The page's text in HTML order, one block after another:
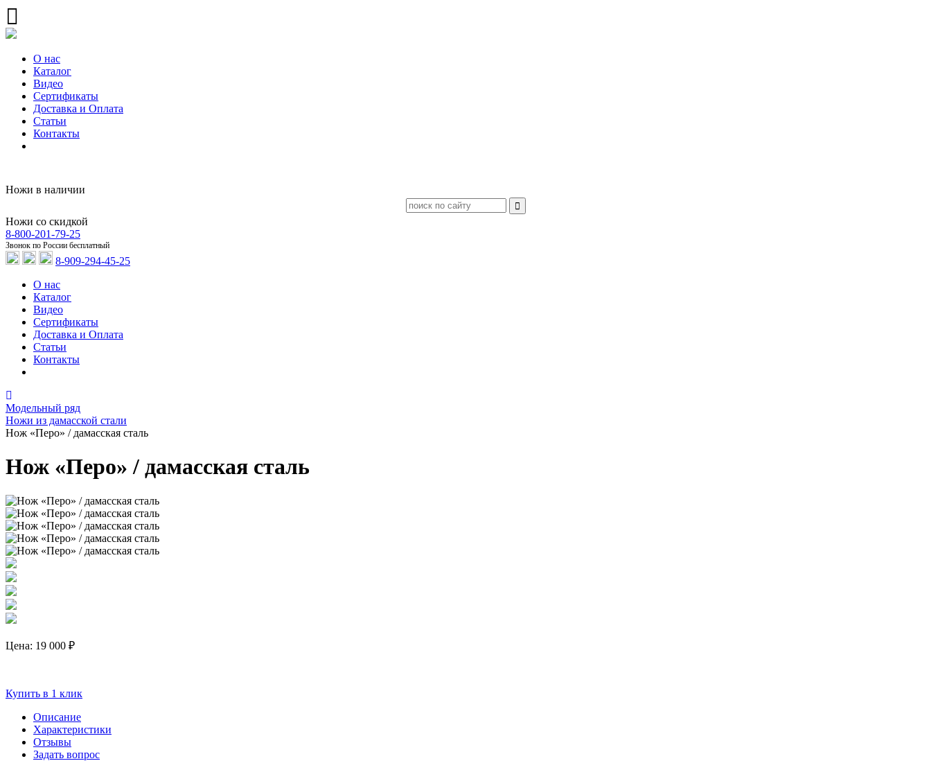
О нас
Каталог
Видео
Сертификаты
Доставка и Оплата
Статьи
Контакты
Ножи в наличии
Ножи со скидкой
8-800-201-79-25
Звонок по России бесплатный
8-909-294-45-25
О нас
Каталог
Видео
Сертификаты
Доставка и Оплата
Статьи
Контакты
Модельный ряд
Ножи из дамасской стали
Нож «Перо» / дамасская сталь
Нож «Перо» / дамасская сталь
Цена: 19 000 ₽
Купить в 1 клик
Описание
Характеристики
Отзывы
Задать вопрос